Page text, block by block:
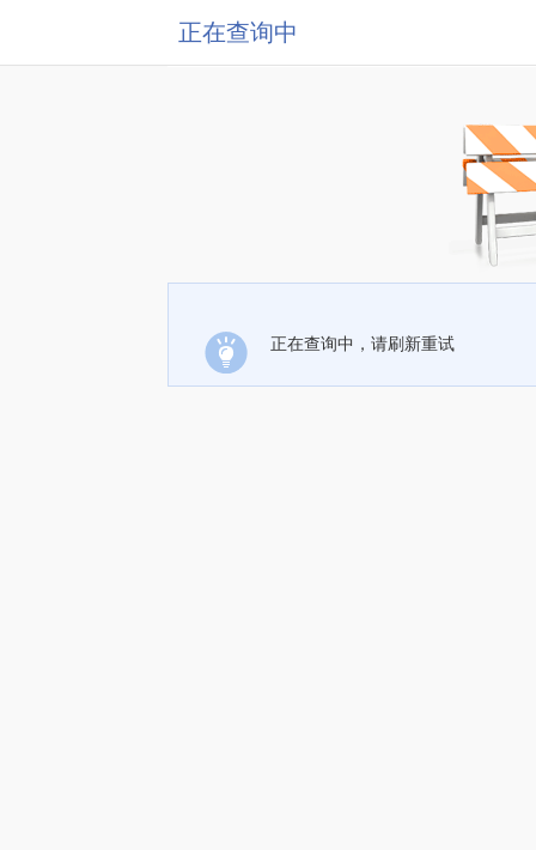
正在查询中
正在查询中，请刷新重试